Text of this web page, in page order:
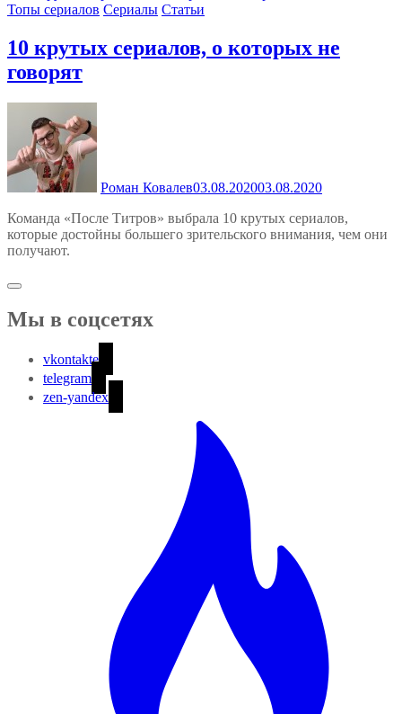
Топы сериалов Сериалы Статьи
10 крутых сериалов, о которых не
говорят
Роман Ковалев03.08.202003.08.2020
Команда «После Титров» выбрала 10 крутых сериалов,
которые достойны большего зрительского внимания, чем они
получают.
Мы в соцсетях
vkontakte
telegram
zen-yandex